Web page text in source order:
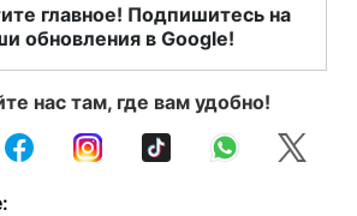
главное! Подпишитесь на
обновления в Google!
нас там, где вам удобно!